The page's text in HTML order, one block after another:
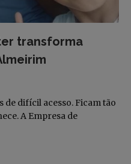
transforma
de difícil acesso. Ficam tão
A Empresa de